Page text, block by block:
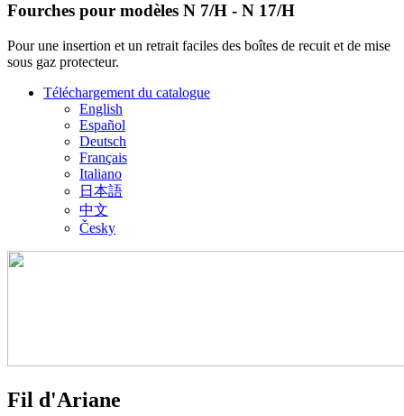
Fourches pour modèles N 7/H - N 17/H
Pour une insertion et un retrait faciles des boîtes de recuit et de mise
sous gaz protecteur.
Téléchargement du catalogue
English
Español
Deutsch
Français
Italiano
日本語
中文
Česky
Fil d'Ariane